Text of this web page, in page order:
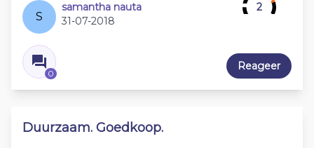
S
samantha nauta
31-07-2018
0
2
Reageer
Duurzaam. Goedkoop.